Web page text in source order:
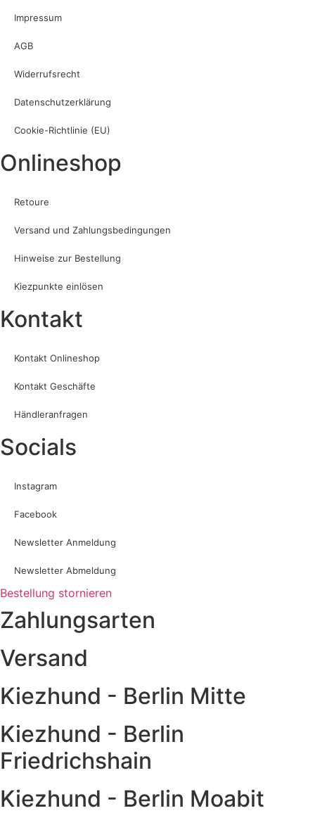
Impressum
AGB
Widerrufsrecht
Datenschutzerklärung
Cookie-Richtlinie (EU)
Onlineshop
Retoure
Versand und Zahlungsbedingungen
Hinweise zur Bestellung
Kiezpunkte einlösen
Kontakt​
Kontakt Onlineshop
Kontakt Geschäfte
Händleranfragen
Socials
Instagram
Facebook
Newsletter Anmeldung
Newsletter Abmeldung
Bestellung stornieren
Zahlungsarten
Versand
Kiezhund - Berlin Mitte
Kiezhund - Berlin
Friedrichshain
Kiezhund - Berlin Moabit